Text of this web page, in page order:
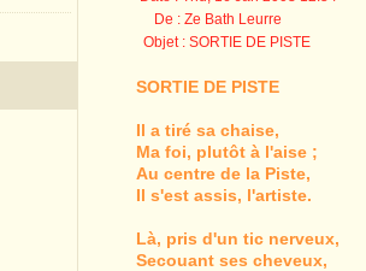
De : Ze Bath Leurre
Objet : SORTIE DE PISTE
SORTIE DE PISTE
Il a tiré sa chaise,
Ma foi, plutôt à l'aise ;
Au centre de la Piste,
Il s'est assis, l'artiste.
Là, pris d'un tic nerveux,
Secouant ses cheveux,